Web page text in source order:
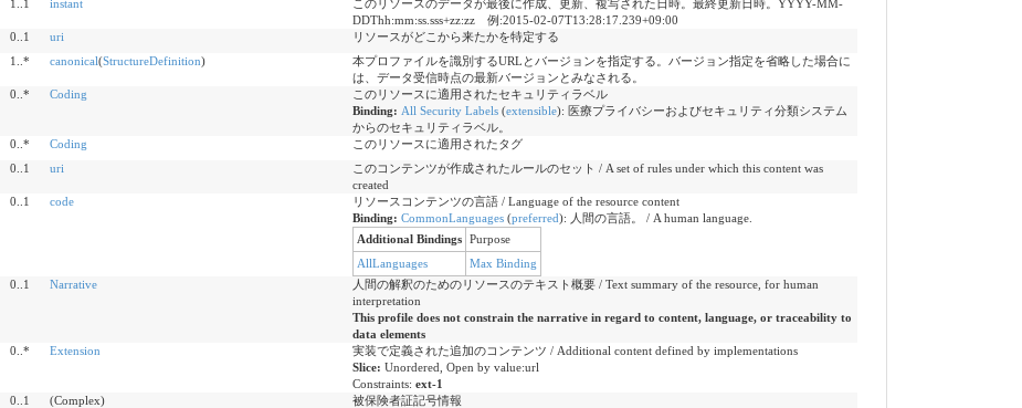
1..1 instant
このリソースのデータが最後に作成、更新、複写された日時。最終更新日時。YYYY-MM-
DDThh:mm:ss.sss+zz:zz 例:2015-02-07T13:28:17.239+09:00
0..1 uri
リソースがどこから来たかを特定する
1..* canonical(StructureDefinition)
本プロファイルを識別するURLとバージョンを指定する。バージョン指定を省略した場合に
は、データ受信時点の最新バージョンとみなされる。
0..* Coding
このリソースに適用されたセキュリティラベル
Binding: All Security Labels(extensible): 医療プライバシーおよびセキュリティ分類システム
からのセキュリティラベル。
0..* Coding
このリソースに適用されたタグ
0..1 uri
このコンテンツが作成されたルールのセット / A set of rules under which this content was
created
0..1 code
リソースコンテンツの言語 / Language of the resource content
Binding: CommonLanguages(preferred): 人間の言語。 / A human language.
Additional Bindings
Purpose
AllLanguages
Max Binding
0..1 Narrative
人間の解釈のためのリソースのテキスト概要 / Text summary of the resource, for human
interpretation
This profile does not constrain the narrative in regard to content, language, or traceability to
data elements
0..* Extension
実装で定義された追加のコンテンツ / Additional content defined by implementations
Slice: Unordered, Open by value:url
Constraints: ext-1
0..1 (Complex)
被保険者証記号情報